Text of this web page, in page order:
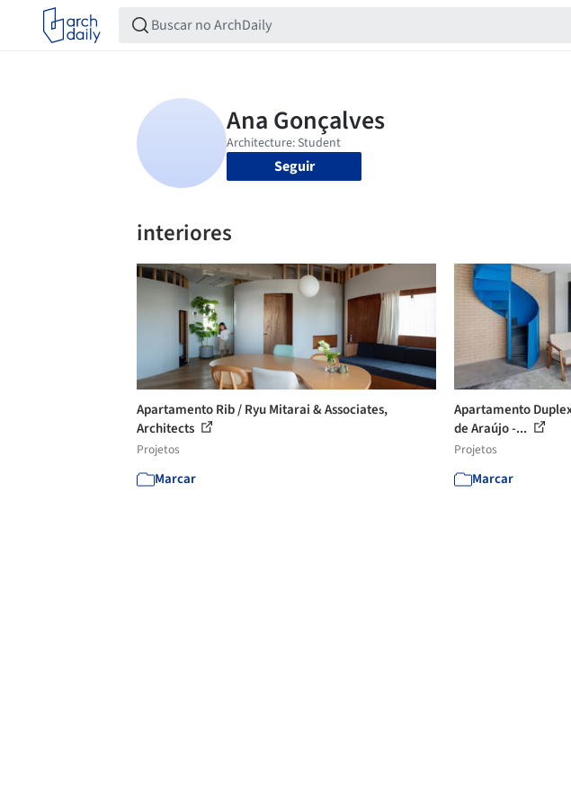
Seguir
interiores
Apartamento Rib / Ryu Mitarai & Associates,
Architects
Projetos
Marcar
Apartamento
de Araújo -...
Projetos
Marcar